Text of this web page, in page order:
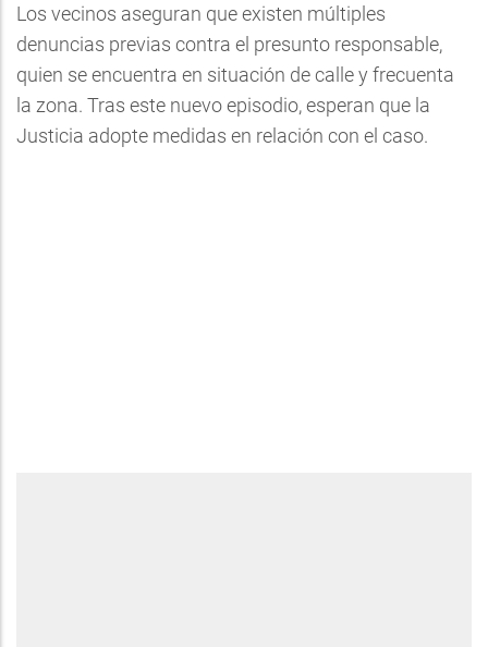
Los vecinos aseguran que existen múltiples
denuncias previas contra el presunto responsable,
quien se encuentra en situación de calle y frecuenta
la zona. Tras este nuevo episodio, esperan que la
Justicia adopte medidas en relación con el caso.